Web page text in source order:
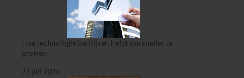
Hoe technologie bedrijven helpt om sneller te
groeien
27 juli 2026